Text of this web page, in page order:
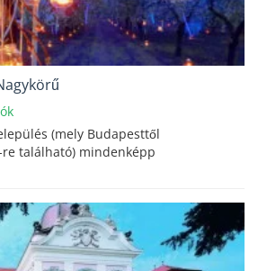
(mely Budapesttől
re található) mindenképp